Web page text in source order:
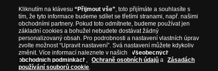
Kliknutím na klávesu“Přijmout vše”, toto přijímáte a souhlasíte s
tím, že tyto informace budeme sdílet se třetími stranami, např. našimi
obchodními partnery. Pokud toto odmítnete, budeme používat jen
základní cookies a bohužel nebudete dostávat žádný
personalizovaný obsah. Pro podrobnosti a nastavení vlastních úprav
zvolte možnost “Upravit nastavení”. Svá nastavení můžete kdykoliv
změnit. Více informací naleznete v našich
Všeobecných
obchodních podmínkách , Ochraně osobních údajů a
Zásadách
používání souborů cookie.